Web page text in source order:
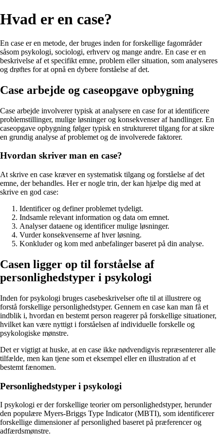
Hvad er en case?
En case er en metode, der bruges inden for forskellige fagområder
såsom psykologi, sociologi, erhverv og mange andre. En case er en
beskrivelse af et specifikt emne, problem eller situation, som analyseres
og drøftes for at opnå en dybere forståelse af det.
Case arbejde og caseopgave opbygning
Case arbejde involverer typisk at analysere en case for at identificere
problemstillinger, mulige løsninger og konsekvenser af handlinger. En
caseopgave opbygning følger typisk en struktureret tilgang for at sikre
en grundig analyse af problemet og de involverede faktorer.
Hvordan skriver man en case?
At skrive en case kræver en systematisk tilgang og forståelse af det
emne, der behandles. Her er nogle trin, der kan hjælpe dig med at
skrive en god case:
Identificer og definer problemet tydeligt.
Indsamle relevant information og data om emnet.
Analyser dataene og identificer mulige løsninger.
Vurder konsekvenserne af hver løsning.
Konkluder og kom med anbefalinger baseret på din analyse.
Casen ligger op til forståelse af
personlighedstyper i psykologi
Inden for psykologi bruges casebeskrivelser ofte til at illustrere og
forstå forskellige personlighedstyper. Gennem en case kan man få et
indblik i, hvordan en bestemt person reagerer på forskellige situationer,
hvilket kan være nyttigt i forståelsen af individuelle forskelle og
psykologiske mønstre.
Det er vigtigt at huske, at en case ikke nødvendigvis repræsenterer alle
tilfælde, men kan tjene som et eksempel eller en illustration af et
bestemt fænomen.
Personlighedstyper i psykologi
I psykologi er der forskellige teorier om personlighedstyper, herunder
den populære Myers-Briggs Type Indicator (MBTI), som identificerer
forskellige dimensioner af personlighed baseret på præferencer og
adfærdsmønstre.